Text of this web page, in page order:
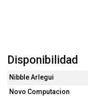
Disponibilidad
Nibble Arlegui
Novo Computacion